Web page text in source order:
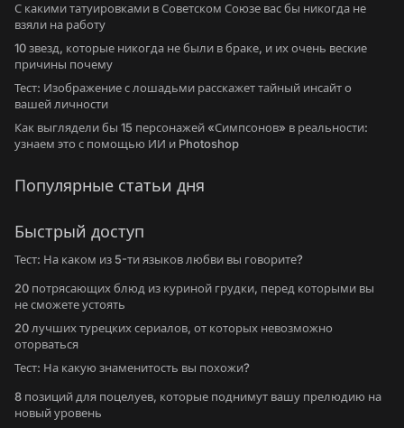
С какими татуировками в Советском Союзе вас бы никогда не
взяли на работу
10 звезд, которые никогда не были в браке, и их очень веские
причины почему
Тест: Изображение с лошадьми расскажет тайный инсайт о
вашей личности
Как выглядели бы 15 персонажей «Симпсонов» в реальности:
узнаем это с помощью ИИ и Photoshop
Популярные статьи дня
Быстрый доступ
Тест: На каком из 5-ти языков любви вы говорите?
20 потрясающих блюд из куриной грудки, перед которыми вы
не сможете устоять
20 лучших турецких сериалов, от которых невозможно
оторваться
Тест: На какую знаменитость вы похожи?
8 позиций для поцелуев, которые поднимут вашу прелюдию на
новый уровень